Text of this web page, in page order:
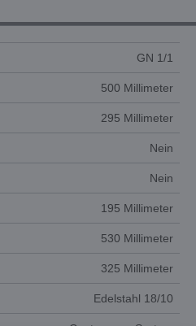
GN 1/1
500 Millimeter
295 Millimeter
Nein
Nein
195 Millimeter
530 Millimeter
325 Millimeter
Edelstahl 18/10